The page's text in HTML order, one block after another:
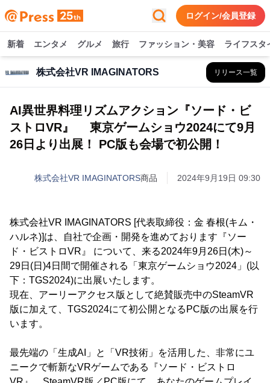
ログイン/会員登録
新着 エンタメ グルメ 旅行 ファッション・美容 ライフスタ
株式会社VR IMAGINATORS リリース一覧
AI異世界料理リズムアクション『ソード・ビ
ストロVR』 東京ゲームショウ2024にて9月
26日より出展！ PC版も会場で初公開！
株式会社VR IMAGINATORS商品 2024年9月19日 09:30
株式会社VR IMAGINATORS [代表取締役：金 春根(キム・
ハルネ)]は、自社で企画・開発を進めております『ソー
ド・ビストロVR』 について、来る2024年9月26日(木)～
29日(日)4日間で開催される「東京ゲームショウ2024」(以
下：TGS2024)に出展いたします。
現在、アーリーアクセス版として絶賛販売中のSteamVR
版に加えて、TGS2024にて初公開となるPC版の出展を行
います。
最先端の「生成AI」と「VR技術」を活用した、非常にユ
ニークで斬新なVRゲームである『ソード・ビストロ